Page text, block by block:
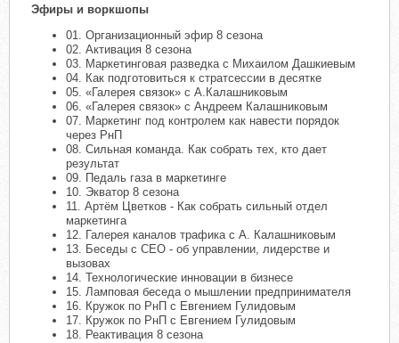
Эфиры и воркшопы
01. Организационный эфир 8 сезона
02. Активация 8 сезона
03. Маркетинговая разведка с Михаилом Дашкиевым
04. Как подготовиться к стратсессии в десятке
05. «Галерея связок» с А.Калашниковым
06. «Галерея связок» с Андреем Калашниковым
07. Маркетинг под контролем как навести порядок
через РнП
08. Сильная команда. Как собрать тех, кто дает
результат
09. Педаль газа в маркетинге
10. Экватор 8 сезона
11. Артём Цветков - Как собрать сильный отдел
маркетинга
12. Галерея каналов трафика с А. Калашниковым
13. Беседы с СЕО - об управлении, лидерстве и
вызовах
14. Технологические инновации в бизнесе
15. Ламповая беседа о мышлении предпринимателя
16. Кружок по РнП с Евгением Гулидовым
17. Кружок по РнП с Евгением Гулидовым
18. Реактивация 8 сезона